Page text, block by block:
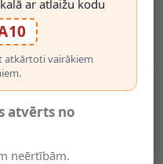
ar atlaižu kodu
atkārtoti vairākiem
atvērts no
neērtībām.